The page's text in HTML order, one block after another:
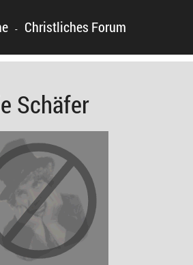
- Christliches Forum
Schäfer